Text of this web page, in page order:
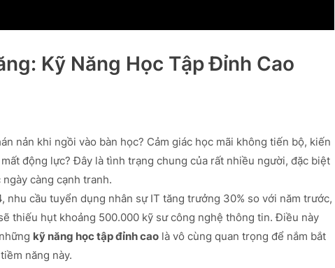
Kỹ Năng Học Tập Đỉnh Cao
nản khi ngồi vào bàn học? Cảm giác học mãi không tiến bộ, kiến
động lực? Đây là tình trạng chung của rất nhiều người, đặc biệt
càng cạnh tranh.
nhu cầu tuyển dụng nhân sự IT tăng trưởng 30% so với năm trước,
thiếu hụt khoảng 500.000 kỹ sư công nghệ thông tin. Điều này
kỹ năng học tập đỉnh cao là vô cùng quan trọng để nắm bắt
năng này.